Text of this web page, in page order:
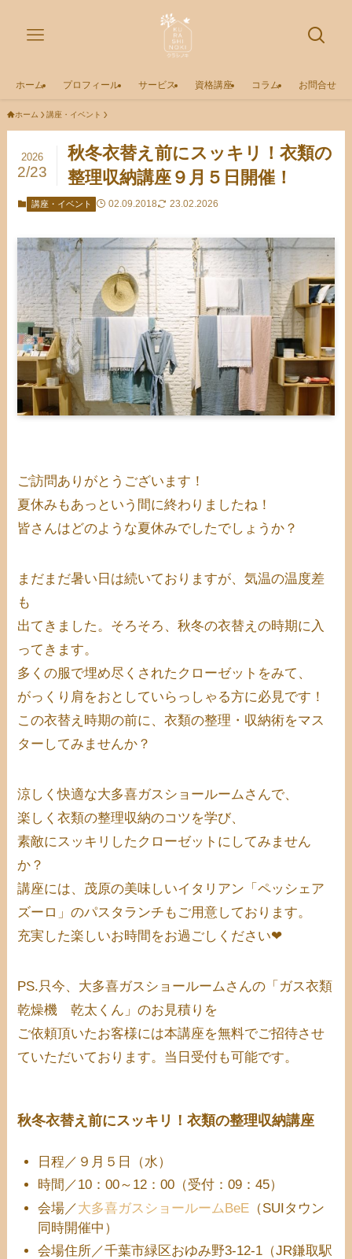
ホーム プロフィール サービス 資格講座 コラム お問合せ
ホーム 講座・イベント
秋冬衣替え前にスッキリ！衣類の
整理収納講座９月５日開催！
2026
2/23
講座・イベント 02.09.2018 23.02.2026
ご訪問ありがとうございます！
夏休みもあっという間に終わりましたね！
皆さんはどのような夏休みでしたでしょうか？
まだまだ暑い日は続いておりますが、気温の温度差
も
出てきました。そろそろ、秋冬の衣替えの時期に入
ってきます。
多くの服で埋め尽くされたクローゼットをみて、
がっくり肩をおとしていらっしゃる方に必見です！
この衣替え時期の前に、衣類の整理・収納術をマス
ターしてみませんか？
涼しく快適な大多喜ガスショールームさんで、
楽しく衣類の整理収納のコツを学び、
素敵にスッキリしたクローゼットにしてみません
か？
講座には、茂原の美味しいイタリアン「ペッシェア
ズーロ」のパスタランチもご用意しております。
充実した楽しいお時間をお過ごしください❤
PS.只今、大多喜ガスショールームさんの「ガス衣類
乾燥機 乾太くん」のお見積りを
ご依頼頂いたお客様には本講座を無料でご招待させ
ていただいております。当日受付も可能です。
秋冬衣替え前にスッキリ！衣類の整理収納講座
日程／９月５日（水）
時間／10：00～12：00（受付：09：45）
会場／大多喜ガスショールームBeE（SUIタウン
同時開催中）
会場住所／千葉市緑区おゆみ野3-12-1（JR鎌取駅